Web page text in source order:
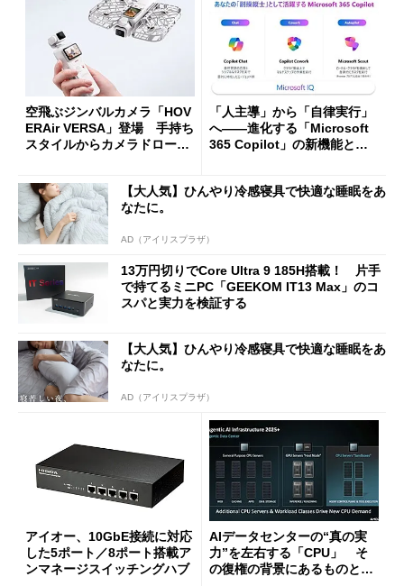
空飛ぶジンバルカメラ「HOV
ERAir VERSA」登場 手持ち
スタイルからカメラドローン
「人主導」から「自律実行」
へ――進化する「Microsoft
365 Copilot」の新機能とエ
【大人気】ひんやり冷感寝具で快適な睡眠をあ
なたに。
AD（アイリスプラザ）
13万円切りでCore Ultra 9 185H搭載！ 片手
で持てるミニPC「GEEKOM IT13 Max」のコ
スパと実力を検証する
【大人気】ひんやり冷感寝具で快適な睡眠をあ
なたに。
AD（アイリスプラザ）
アイオー、10GbE接続に対応
した5ポート／8ポート搭載ア
ンマネージスイッチングハブ
AIデータセンターの“真の実
力”を左右する「CPU」 そ
の復権の背景にあるものと